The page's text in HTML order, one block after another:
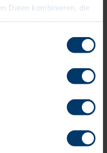
Daten kombinieren, die
in Bezug
aus. Sie können Ihre
indem Sie z.B. auf das
die gewünschten
Informationen über die
Technologien, die